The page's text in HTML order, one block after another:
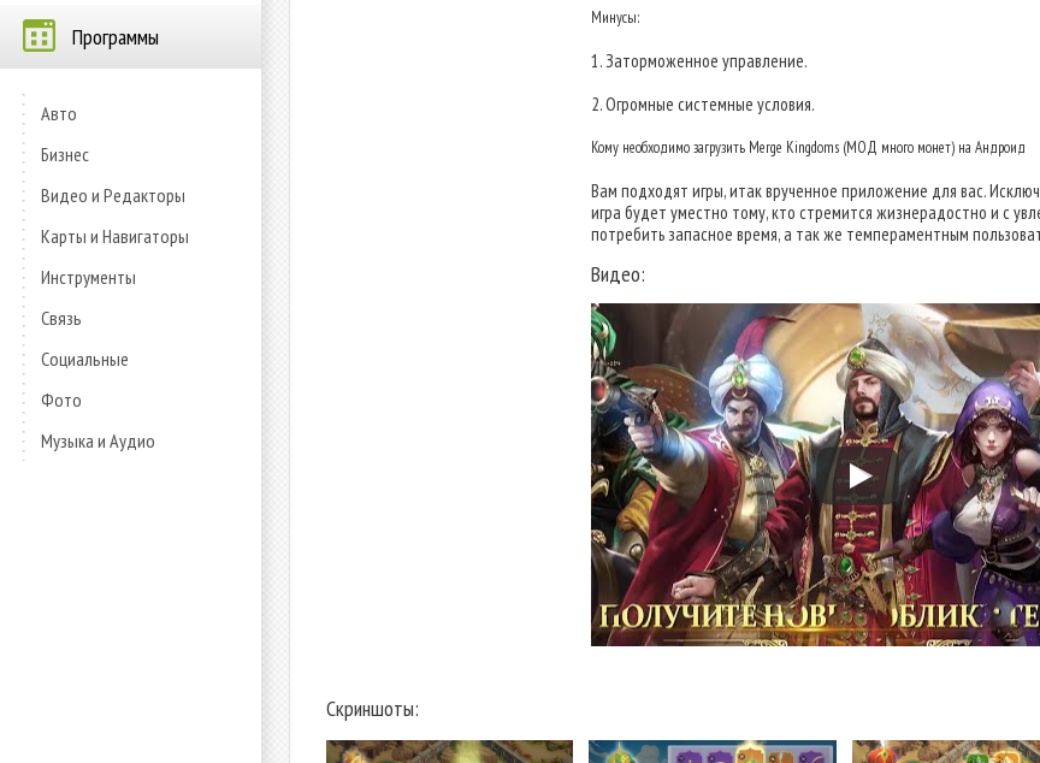
Программы
Авто
Бизнес
Видео и Редакторы
Карты и Навигаторы
Инструменты
Связь
Социальные
Фото
Музыка и Аудио
Минусы:
1. Заторможенное управление.
2. Огромные системные условия.
Кому необходимо загрузить Merge Kingdoms (МОД много монет) на Андроид
Вам подходят игры, итак врученное приложение для вас.
игра будет уместно тому, кто стремится жизнерадостно и с
потребить запасное время, а так же темпераментным
Видео:
Скриншоты: